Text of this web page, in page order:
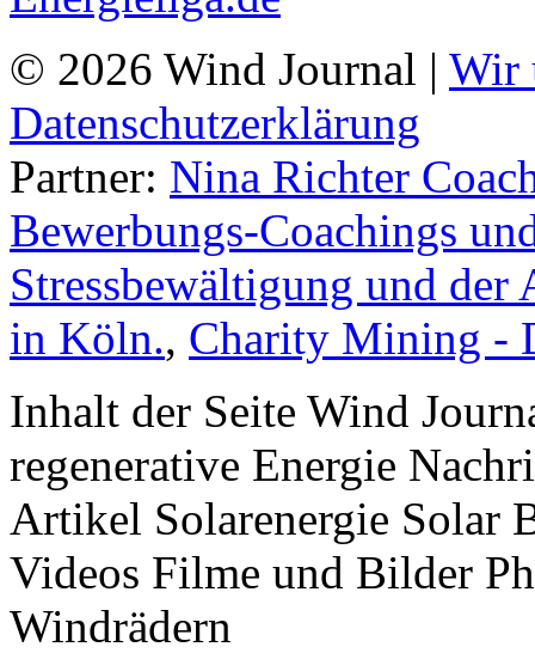
© 2026 Wind Journal | Wir
Datenschutzerklärung
Partner: Nina Richter
Bewerbungs-Coachings
Stressbewältigung und
in Köln., Charity Mining -
Inhalt der Seite Wind
regenerative Energie
Artikel Solarenergie Solar
Videos Filme und Bilder
Windrädern